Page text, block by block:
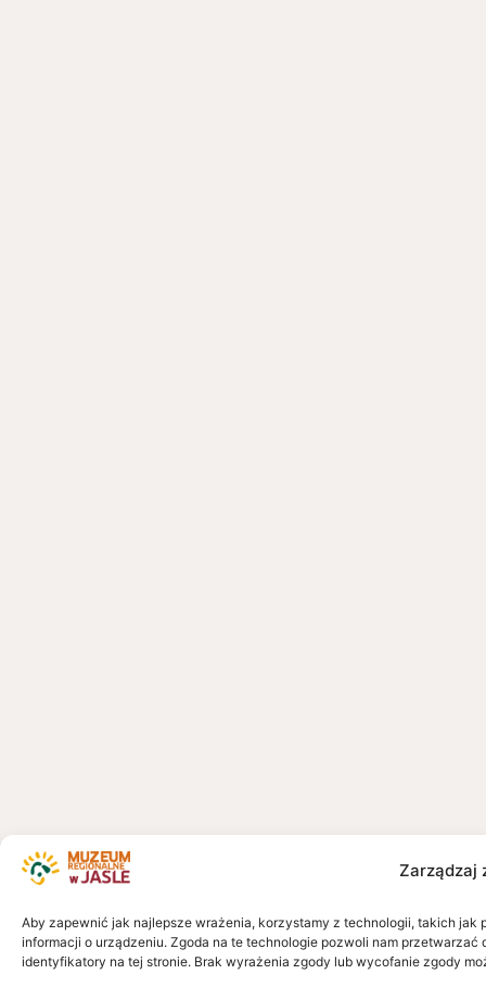
Zarządzaj
Aby zapewnić jak najlepsze wrażenia, korzystamy z technologii, takich
informacji o urządzeniu. Zgoda na te technologie pozwoli nam
identyfikatory na tej stronie. Brak wyrażenia zgody lub wycofanie zgody